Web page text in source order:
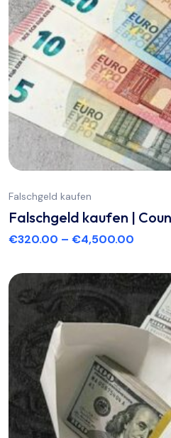
Falschgeld kaufen
Falschgeld kaufen |
€320.00 – €4,500.00